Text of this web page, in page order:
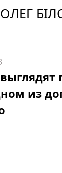
из